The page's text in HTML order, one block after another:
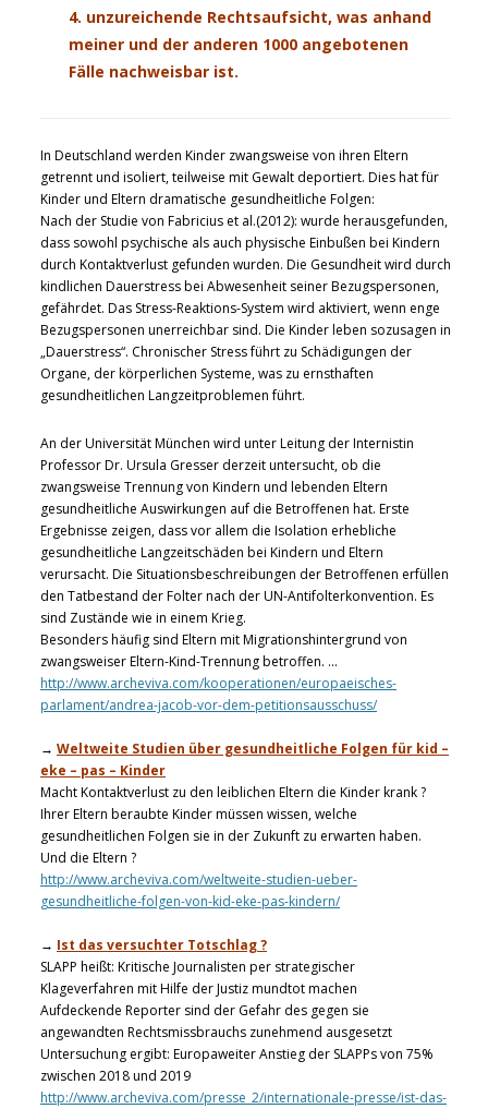
4. unzureichende Rechtsaufsicht, was anhand
meiner und der anderen 1000 angebotenen
Fälle nachweisbar ist.
In Deutschland werden Kinder zwangsweise von ihren Eltern
getrennt und isoliert, teilweise mit Gewalt deportiert. Dies hat für
Kinder und Eltern dramatische gesundheitliche Folgen:
Nach der Studie von Fabricius et al.(2012): wurde herausgefunden,
dass sowohl psychische als auch physische Einbußen bei Kindern
durch Kontaktverlust gefunden wurden. Die Gesundheit wird durch
kindlichen Dauerstress bei Abwesenheit seiner Bezugspersonen,
gefährdet. Das Stress-Reaktions-System wird aktiviert, wenn enge
Bezugspersonen unerreichbar sind. Die Kinder leben sozusagen in
„Dauerstress“. Chronischer Stress führt zu Schädigungen der
Organe, der körperlichen Systeme, was zu ernsthaften
gesundheitlichen Langzeitproblemen führt.
An der Universität München wird unter Leitung der Internistin
Professor Dr. Ursula Gresser derzeit untersucht, ob die
zwangsweise Trennung von Kindern und lebenden Eltern
gesundheitliche Auswirkungen auf die Betroffenen hat. Erste
Ergebnisse zeigen, dass vor allem die Isolation erhebliche
gesundheitliche Langzeitschäden bei Kindern und Eltern
verursacht. Die Situationsbeschreibungen der Betroffenen erfüllen
den Tatbestand der Folter nach der UN-Antifolterkonvention. Es
sind Zustände wie in einem Krieg.
Besonders häufig sind Eltern mit Migrationshintergrund von
zwangsweiser Eltern-Kind-Trennung betroffen. …
http://www.archeviva.com/kooperationen/europaeisches-
parlament/andrea-jacob-vor-dem-petitionsausschuss/
→ Weltweite Studien über gesundheitliche Folgen für kid –
eke – pas – Kinder
Macht Kontaktverlust zu den leiblichen Eltern die Kinder krank ?
Ihrer Eltern beraubte Kinder müssen wissen, welche
gesundheitlichen Folgen sie in der Zukunft zu erwarten haben.
Und die Eltern ?
http://www.archeviva.com/weltweite-studien-ueber-
gesundheitliche-folgen-von-kid-eke-pas-kindern/
→ Ist das versuchter Totschlag ?
SLAPP heißt: Kritische Journalisten per strategischer
Klageverfahren mit Hilfe der Justiz mundtot machen
Aufdeckende Reporter sind der Gefahr des gegen sie
angewandten Rechtsmissbrauchs zunehmend ausgesetzt
Untersuchung ergibt: Europaweiter Anstieg der SLAPPs von 75%
zwischen 2018 und 2019
http://www.archeviva.com/presse_2/internationale-presse/ist-das-